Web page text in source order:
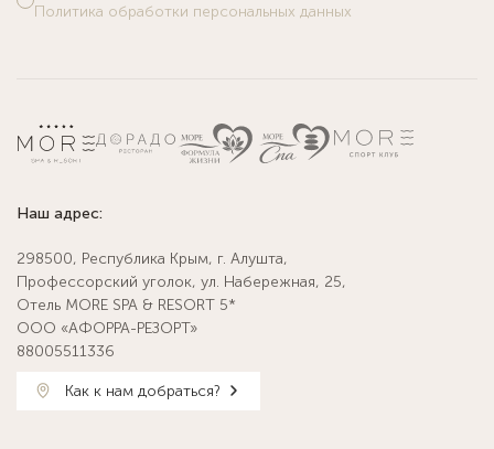
Политика обработки персональных данных
Наш адрес:
298500, Республика Крым, г. Алушта,
Профессорский уголок, ул. Набережная, 25,
Отель MORE SPA & RESORT 5*
ООО «АФОРРА-РЕЗОРТ»
88005511336
Как к нам добраться?